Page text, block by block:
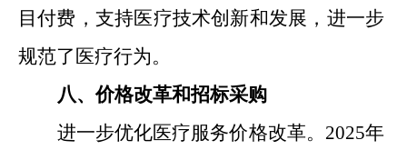
目付费，支持医疗技术创新和发展 ，进一步
规范了医疗行为。
八、价格改革和招标采购
进一步优化医疗服务价格改革。 2025年